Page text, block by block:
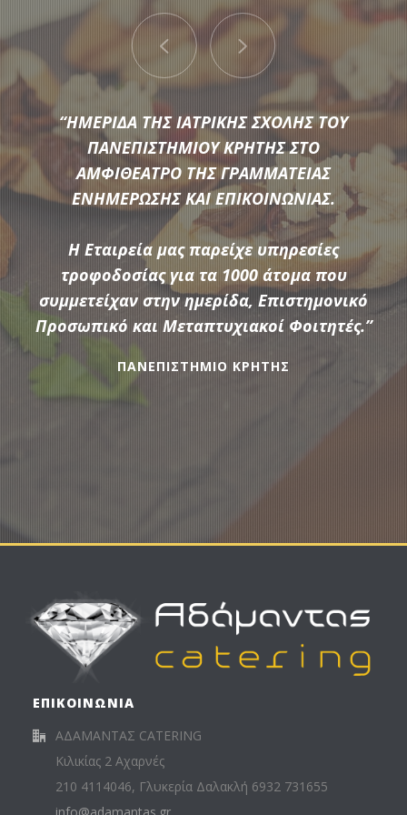
Μια μεγάλη ποικιλία από τις πιο σύγχρονες προτάσεις της
αγοράς συνθέτουν τον εξοπλισμό που διαθέτει η
Αδάμαντας Catering για να υποστηρίξουμε τις ξεχωριστές
ανάγκες κάθε εκδήλωσης.
ΠΕΡΙΣΣΟΤΕΡΑ
“ΗΜΕΡΙΔΑ ΤΗΣ ΙΑΤΡΙΚΗΣ ΣΧΟΛΗΣ ΤΟΥ
ΠΑΝΕΠΙΣΤΗΜΙΟΥ ΚΡΗΤΗΣ ΣΤΟ
ΑΜΦΙΘΕΑΤΡΟ ΤΗΣ ΓΡΑΜΜΑΤΕΙΑΣ
ΕΝΗΜΕΡΩΣΗΣ ΚΑΙ ΕΠΙΚΟΙΝΩΝΙΑΣ.
Η Εταιρεία μας παρείχε υπηρεσίες
τροφοδοσίας για τα 1000 άτομα που
συμμετείχαν στην ημερίδα, Επιστημονικό
Προσωπικό και Μεταπτυχιακοί Φοιτητές.”
ΠΑΝΕΠΙΣΤΗΜΙΟ ΚΡΗΤΗΣ
“ΠΑΡΟΧΗ ΥΠΗΡΕΣΙΩΝ ΕΣΤΙΑΣΗΣ ΚΑΤΑ ΤΗ
ΔΙΟΡΓΑΝΩΣΗ 5 ΕΠΙΜΟΡΦΩΤΙΚΩΝ
ΣΕΜΙΝΑΡΙΩΝ ΤΑ ΟΠΟΙΑ ΔΙΕΞΗΧΘΗΚΑΝ ΑΠΟ
ΤΟ «ΙΝΣΤΙΤΟΥΤΟ ΕΚΠΑΙΔΕΥΤΙΚΗΣ
ΠΟΛΙΤΙΚΗΣ ΥΠΟ ΤΗΝ ΕΠΟΠΤΕΙΑ ΤΟΥ
ΥΠΟΥΡΓΕΙΟΥ ΠΑΙΔΕΙΑΣ & ΘΡΗΣΚΕΥΜΑΤΩΝ»
Η Αδάμαντας Catering παρείχε υπηρεσίες
τροφοδοσίας coffee break και lunch break
,σε 200 συμμετέχοντες επιμορφούμενους .
συνολικά.”
ΕΠΙΚΟΙΝΩΝΙΑ
ΑΔΑΜΑΝΤΑΣ CATERING
Κιλικίας 2 Αχαρνές
210 4114046, Γλυκερία Δαλακλή 6932 731655